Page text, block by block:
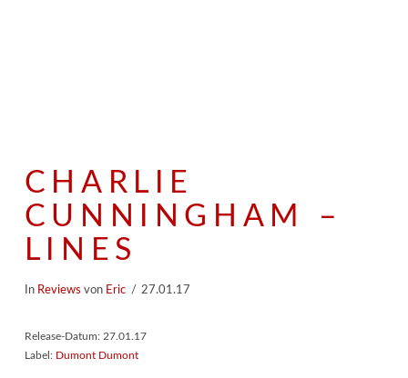
CHARLIE
CUNNINGHAM –
LINES
In Reviews von Eric 27.01.17
Release-Datum: 27.01.17
Label: Dumont Dumont